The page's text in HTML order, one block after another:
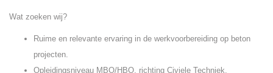
Wat zoeken wij?
Ruime en relevante ervaring in de werkvoorbereiding op beton
projecten.
Opleidingsniveau MBO/HBO, richting Civiele Techniek.